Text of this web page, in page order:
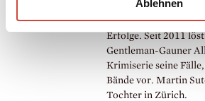
Ablehnen
und Liebe‹) und die
Geschichten sind
Erfolge. Seit 2011
Gentleman-Gauner
Krimiserie seine
Bände vor. Martin
Tochter in Zürich.